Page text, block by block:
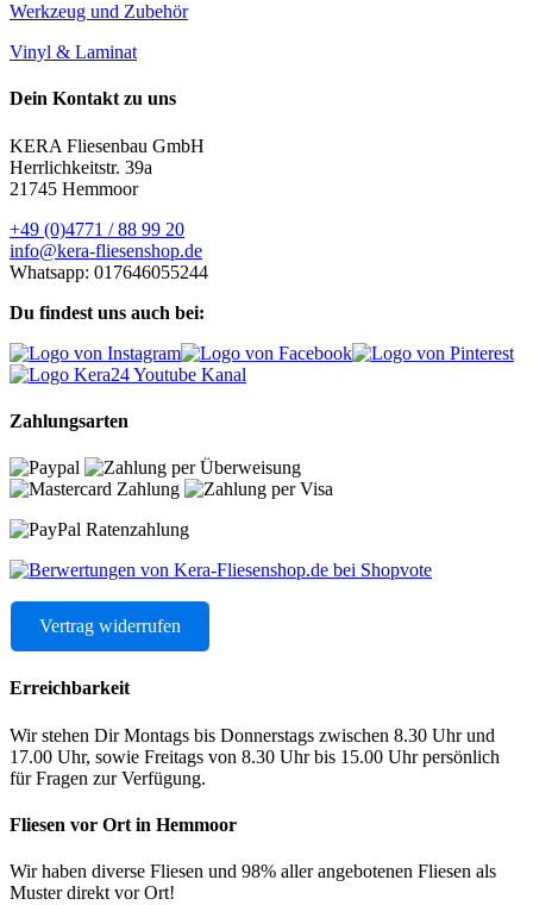
Werkzeug und Zubehör
Vinyl & Laminat
Dein Kontakt zu uns
KERA Fliesenbau GmbH
Herrlichkeitstr. 39a
21745 Hemmoor
+49 (0)4771 / 88 99 20
info@kera-fliesenshop.de
Whatsapp: 017646055244
Du findest uns auch bei:
Zahlungsarten
Vertrag widerrufen
Erreichbarkeit
Wir stehen Dir Montags bis Donnerstags zwischen 8.30 Uhr und
17.00 Uhr, sowie Freitags von 8.30 Uhr bis 15.00 Uhr persönlich
für Fragen zur Verfügung.
Fliesen vor Ort in Hemmoor
Wir haben diverse Fliesen und 98% aller angebotenen Fliesen als
Muster direkt vor Ort!